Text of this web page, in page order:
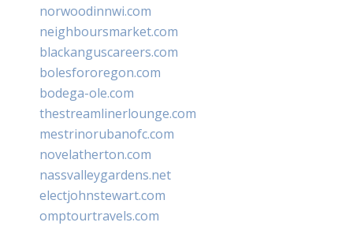
norwoodinnwi.com
neighboursmarket.com
blackanguscareers.com
bolesfororegon.com
bodega-ole.com
thestreamlinerlounge.com
mestrinorubanofc.com
novelatherton.com
nassvalleygardens.net
electjohnstewart.com
omptourtravels.com